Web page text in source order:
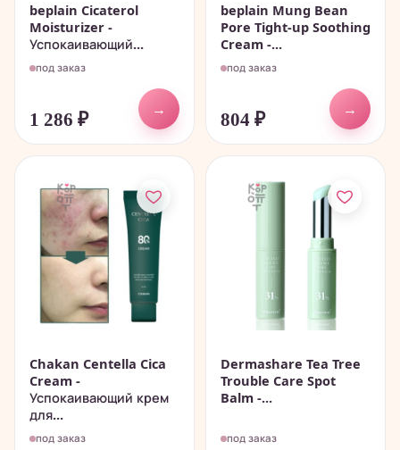
beplain Cicaterol
Moisturizer -
Успокаивающий...
под заказ
1 286 ₽
→
beplain Mung Bean
Pore Tight-up Soothing
Cream -...
под заказ
804 ₽
→
Chakan Centella Cica
Cream -
Успокаивающий крем
для...
под заказ
Dermashare Tea Tree
Trouble Care Spot
Balm -...
под заказ